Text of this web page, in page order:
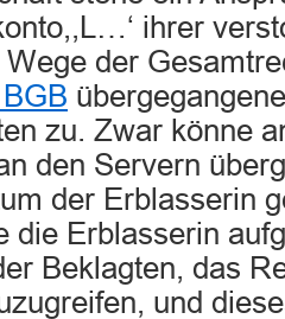
ihrer
der
zu. Zwar könne
den Servern
der Erblasserin
die Erblasserin
Beklagten, das
und